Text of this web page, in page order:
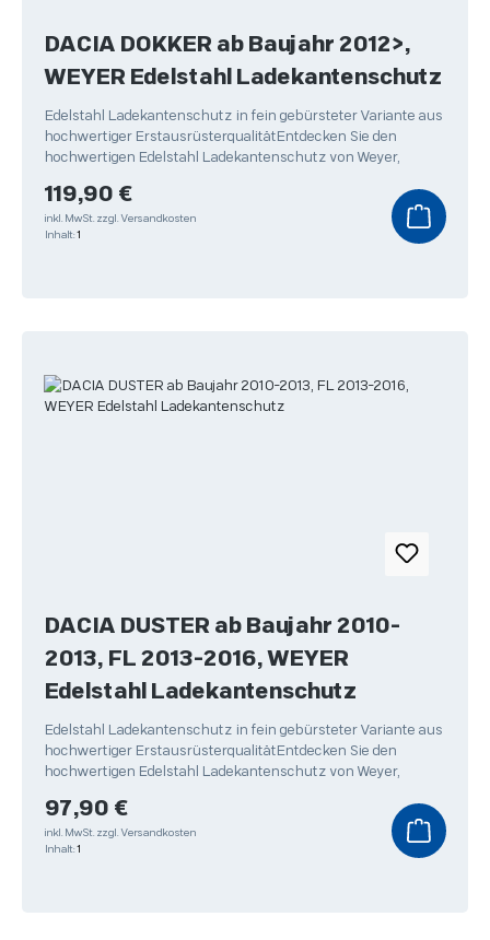
DACIA DOKKER ab Baujahr 2012>,
WEYER Edelstahl Ladekantenschutz
Edelstahl Ladekantenschutz in fein gebürsteter Variante aus
hochwertiger ErstausrüsterqualitätEntdecken Sie den
hochwertigen Edelstahl Ladekantenschutz von Weyer,
Regulärer Preis:
119,90 €
inkl. MwSt. zzgl. Versandkosten
Inhalt: 1
DACIA DUSTER ab Baujahr 2010-
2013, FL 2013-2016, WEYER
Edelstahl Ladekantenschutz
Edelstahl Ladekantenschutz in fein gebürsteter Variante aus
hochwertiger ErstausrüsterqualitätEntdecken Sie den
hochwertigen Edelstahl Ladekantenschutz von Weyer,
Regulärer Preis:
97,90 €
inkl. MwSt. zzgl. Versandkosten
Inhalt: 1